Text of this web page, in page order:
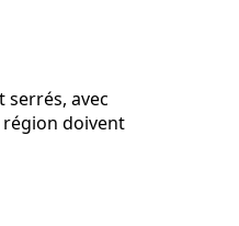
serrés, avec
doivent